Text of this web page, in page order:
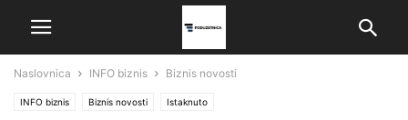
Naslovnica INFO biznis Biznis novosti
INFO biznis Biznis novosti Istaknuto